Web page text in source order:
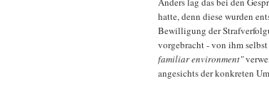
hatte, denn diese wurden
Bewilligung der
vorgebracht - von ihm
familiar environment"
angesichts der konkreten